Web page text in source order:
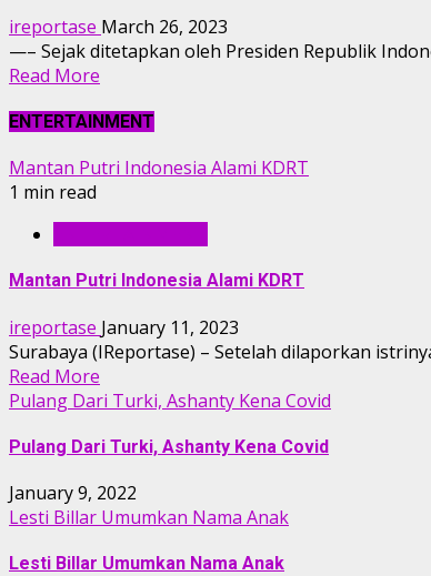
ireportase March 26, 2023
—– Sejak ditetapkan oleh Presiden Republik
Read More
ENTERTAINMENT
Mantan Putri Indonesia Alami KDRT
1 min read
Mantan Putri Indonesia Alami KDRT
ireportase January 11, 2023
Surabaya (IReportase) – Setelah dilaporkan
Read More
Pulang Dari Turki, Ashanty Kena Covid
Pulang Dari Turki, Ashanty Kena Covid
January 9, 2022
Lesti Billar Umumkan Nama Anak
Lesti Billar Umumkan Nama Anak